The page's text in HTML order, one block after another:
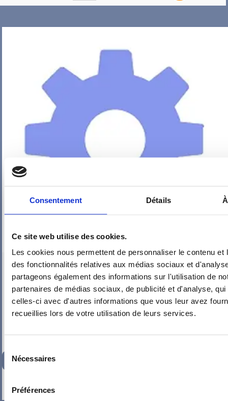
Consentement Détails
Ce site web utilise des cookies.
Les cookies nous permettent de personnaliser le contenu et
des fonctionnalités relatives aux médias sociaux et
partageons également des informations sur l'utilisation de
partenaires de médias sociaux, de publicité et d'analyse,
celles-ci avec d'autres informations que vous leur avez
recueillies lors de votre utilisation de leurs services.
Nécessaires
Préférences
PIEUVRE PRO-FIL PERSONNALISÉE : CUISINE
219,22€ TTC